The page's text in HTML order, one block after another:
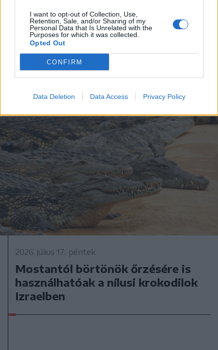
I want to opt-out of Collection, Use,
Retention, Sale, and/or Sharing of my
Personal Data that Is Unrelated with the
Purposes for which it was collected.
Opted Out
CONFIRM
Data Deletion Data Access Privacy Policy
2026. július 19., vasárnap
Őrizetbe vették a Romániában is
súlyos bűncselekményekkel vádolt
Tate testvéreket
2026. július 17., péntek
Mostantól börtönök őrzésére is
használhatóak a nílusi krokodilok
Izraelben